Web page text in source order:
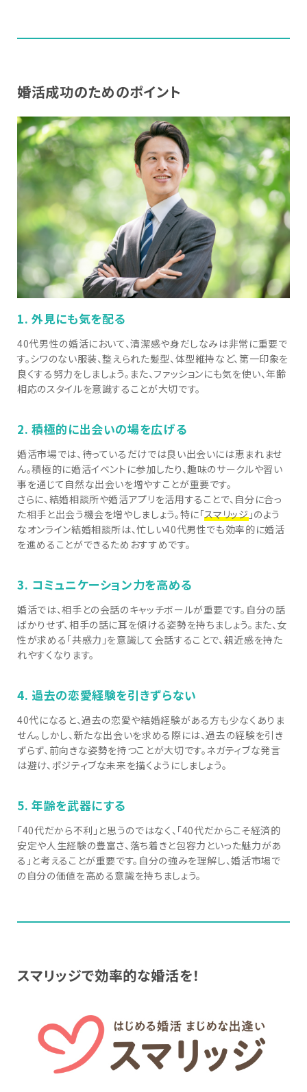
婚活成功のためのポイント
1. 外見にも気を配る
40代男性の婚活において、清潔感や身だしなみは非常に重要で
す。シワのない服装、整えられた髪型、体型維持など、第一印象を
良くする努力をしましょう。また、ファッションにも気を使い、年齢
相応のスタイルを意識することが大切です。
2. 積極的に出会いの場を広げる
婚活市場では、待っているだけでは良い出会いには恵まれませ
ん。積極的に婚活イベントに参加したり、趣味のサークルや習い
事を通じて自然な出会いを増やすことが重要です。
さらに、結婚相談所や婚活アプリを活用することで、自分に合っ
た相手と出会う機会を増やしましょう。特に「スマリッジ」のよう
なオンライン結婚相談所は、忙しい40代男性でも効率的に婚活
を進めることができるためおすすめです。
3. コミュニケーション力を高める
婚活では、相手との会話のキャッチボールが重要です。自分の話
ばかりせず、相手の話に耳を傾ける姿勢を持ちましょう。また、女
性が求める「共感力」を意識して会話することで、親近感を持た
れやすくなります。
4. 過去の恋愛経験を引きずらない
40代になると、過去の恋愛や結婚経験がある方も少なくありま
せん。しかし、新たな出会いを求める際には、過去の経験を引き
ずらず、前向きな姿勢を持つことが大切です。ネガティブな発言
は避け、ポジティブな未来を描くようにしましょう。
5. 年齢を武器にする
「40代だから不利」と思うのではなく、「40代だからこそ経済的
安定や人生経験の豊富さ、落ち着きと包容力といった魅力があ
る」と考えることが重要です。自分の強みを理解し、婚活市場で
の自分の価値を高める意識を持ちましょう。
スマリッジで効率的な婚活を！